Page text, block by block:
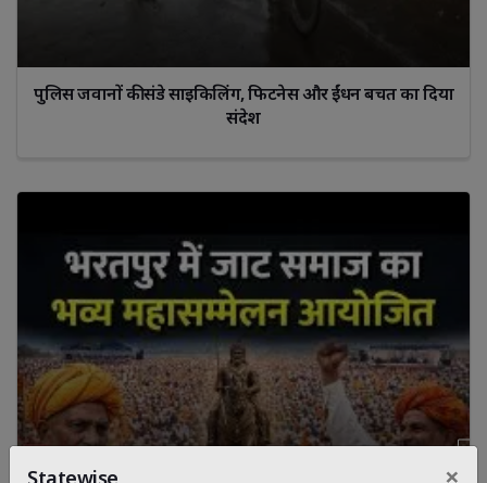
पुलिस जवानों की संडे साइकिलिंग, फिटनेस और ईंधन बचत का दिया
संदेश
Statewise